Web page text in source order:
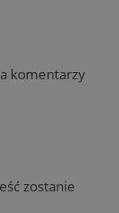
komentarzy
zostanie